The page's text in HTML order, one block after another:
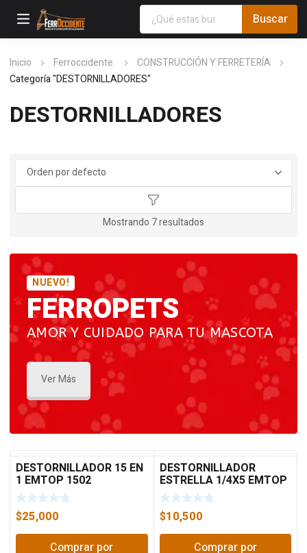
Inicio Ferroccidente
CONSTRUCCIÓN Y FERRETERÍA
Categoría "DESTORNILLADORES"
DESTORNILLADORES
Mostrando 7 resultados
NUEVO!
FERROPETS
AMOR Y CUIDADO PARA TU MASCOTA
Ver Más
DESTORNILLADOR 15 EN
1 EMTOP 1502
$25,000
Comprar por
DESTORNILLADOR
ESTRELLA 1/4X5 EMTOP
2502
$10,500
Comprar por